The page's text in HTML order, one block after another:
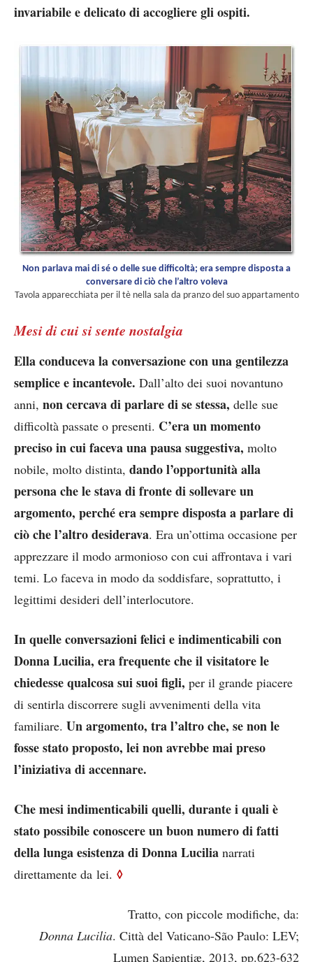
invariabile e delicato di accogliere gli ospiti.
Non parlava mai di sé o delle sue difficoltà; era sempre disposta a
conversare di ciò che l’altro voleva
Tavola apparecchiata per il tè nella sala da pranzo del suo appartamento
Mesi di cui si sente nostalgia
Ella conduceva la conversazione con una gentilezza
semplice e incantevole. Dall’alto dei suoi novantuno
anni, non cercava di parlare di se stessa, delle sue
difficoltà passate o presenti. C’era un momento
preciso in cui faceva una pausa suggestiva, molto
nobile, molto distinta, dando l’opportunità alla
persona che le stava di fronte di sollevare un
argomento, perché era sempre disposta a parlare di
ciò che l’altro desiderava. Era un’ottima occasione per
apprezzare il modo armonioso con cui affrontava i vari
temi. Lo faceva in modo da soddisfare, soprattutto, i
legittimi desideri dell’interlocutore.
In quelle conversazioni felici e indimenticabili con
Donna Lucilia, era frequente che il visitatore le
chiedesse qualcosa sui suoi figli, per il grande piacere
di sentirla discorrere sugli avvenimenti della vita
familiare. Un argomento, tra l’altro che, se non le
fosse stato proposto, lei non avrebbe mai preso
l’iniziativa di accennare.
Che mesi indimenticabili quelli, durante i quali è
stato possibile conoscere un buon numero di fatti
della lunga esistenza di Donna Lucilia narrati
direttamente da lei. ◊
Tratto, con piccole modifiche, da:
Donna Lucilia. Città del Vaticano-São Paulo: LEV;
Lumen Sapientiæ, 2013, pp.623-632